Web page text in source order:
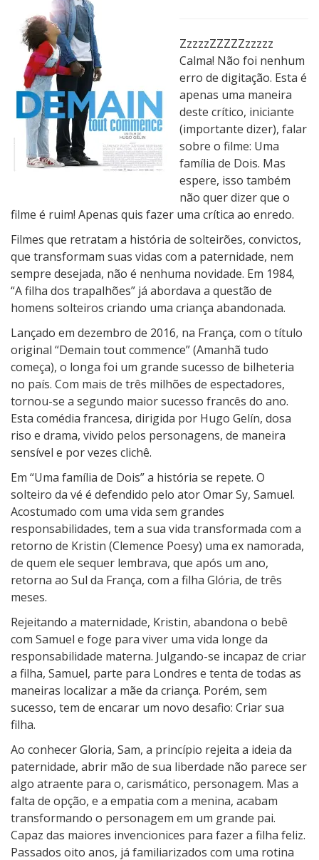
U
l
a
d
e
D
o
i
s
ZzzzzZZZZZzzzzz
Calma! Não foi nenhum
erro de digitação. Esta é
apenas uma maneira
deste crítico, iniciante
(importante dizer), falar
sobre o filme: Uma
família de Dois. Mas
espere, isso também
não quer dizer que o
filme é ruim! Apenas quis fazer uma crítica ao enredo.
Filmes que retratam a história de solteirões, convictos,
que transformam suas vidas com a paternidade, nem
sempre desejada, não é nenhuma novidade. Em 1984,
“A filha dos trapalhões” já abordava a questão de
homens solteiros criando uma criança abandonada.
Lançado em dezembro de 2016, na França, com o título
original “Demain tout commence” (Amanhã tudo
começa), o longa foi um grande sucesso de bilheteria
no país. Com mais de três milhões de espectadores,
tornou-se a segundo maior sucesso francês do ano.
Esta comédia francesa, dirigida por Hugo Gelín, dosa
riso e drama, vivido pelos personagens, de maneira
sensível e por vezes clichê.
Em “Uma família de Dois” a história se repete. O
solteiro da vé é defendido pelo ator Omar Sy, Samuel.
Acostumado com uma vida sem grandes
responsabilidades, tem a sua vida transformada com a
retorno de Kristin (Clemence Poesy) uma ex namorada,
de quem ele sequer lembrava, que após um ano,
retorna ao Sul da França, com a filha Glória, de três
meses.
Rejeitando a maternidade, Kristin, abandona o bebê
com Samuel e foge para viver uma vida longe da
responsabilidade materna. Julgando-se incapaz de criar
a filha, Samuel, parte para Londres e tenta de todas as
maneiras localizar a mãe da criança. Porém, sem
sucesso, tem de encarar um novo desafio: Criar sua
filha.
Ao conhecer Gloria, Sam, a princípio rejeita a ideia da
paternidade, abrir mão de sua liberdade não parece ser
algo atraente para o, carismático, personagem. Mas a
falta de opção, e a empatia com a menina, acabam
transformando o personagem em um grande pai.
Capaz das maiores invencionices para fazer a filha feliz.
Passados oito anos, já familiarizados com uma rotina